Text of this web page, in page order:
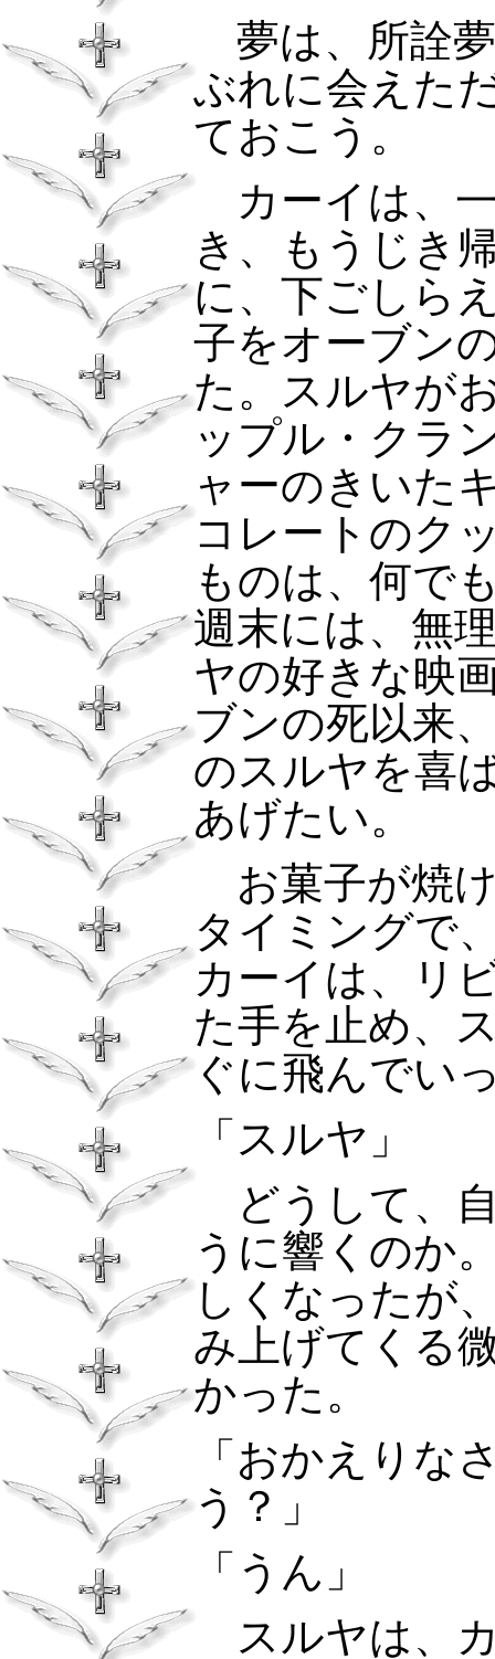
夢は、所詮
ぶれに会えた
ておこう。
カーイは、
き、もうじき
に、下ごしら
子をオーブン
た。スルヤが
ップル・クラ
ャーのきいた
コレートのク
ものは、何で
週末には、無
ヤの好きな映
ブンの死以来
のスルヤを喜
あげたい。
お菓子が焼
タイミングで
カーイは、リ
た手を止め、
ぐに飛んでい
「スルヤ」
どうして、
うに響くのか
しくなったが
み上げてくる
かった。
「おかえりな
う？」
「うん」
スルヤは、